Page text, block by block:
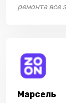
ремонта все
Марсель